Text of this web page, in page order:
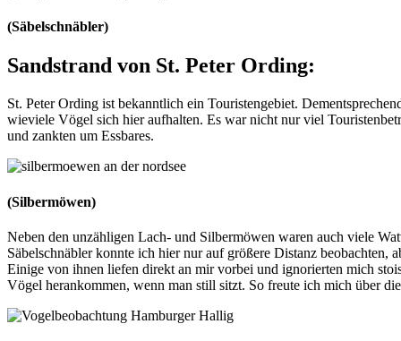
(Säbelschnäbler)
Sandstrand von St. Peter Ording:
St. Peter Ording ist bekanntlich ein Touristengebiet.
wieviele Vögel sich hier aufhalten. Es war nicht nur viel
und zankten um Essbares.
(Silbermöwen)
Neben den unzähligen Lach- und Silbermöwen waren auch viele
Säbelschnäbler konnte ich hier nur auf größere Distanz beobachten,
Einige von ihnen liefen direkt an mir vorbei und ignorierten mich
Vögel herankommen, wenn man still sitzt. So freute ich mich über